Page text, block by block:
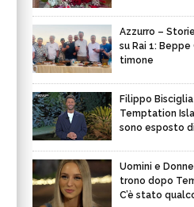
Azzurro –
su Rai 1:
timone
Filippo
Temptation
sono esposto
Uomini e
trono dopo
C’è stato